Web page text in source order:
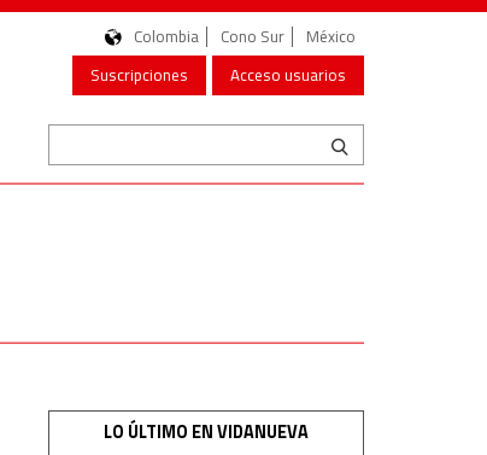
Colombia Cono Sur
México
Suscripciones
Acceso usuarios
LO ÚLTIMO EN VIDANUEVA